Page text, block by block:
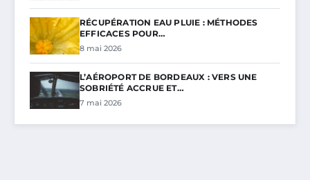
RÉCUPÉRATION EAU PLUIE : MÉTHODES
EFFICACES POUR…
8 mai 2026
L’AÉROPORT DE BORDEAUX : VERS UNE
SOBRIÉTÉ ACCRUE ET…
7 mai 2026